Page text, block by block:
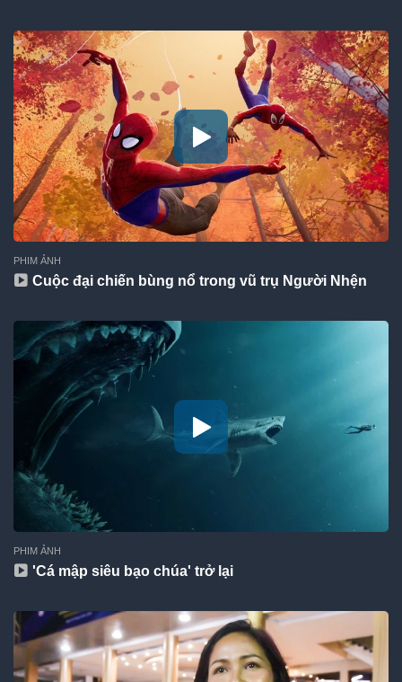
PHIM ẢNH
Cuộc đại chiến bùng nổ trong vũ trụ Người Nhện
PHIM ẢNH
'Cá mập siêu bạo chúa' trở lại